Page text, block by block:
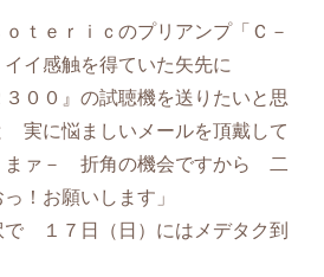
ｔｅｒｉｃのプリアンプ「Ｃ－
イ感触を得ていた矢先に
００』の試聴機を送りたいと思
実に悩ましいメールを頂戴して
－ 折角の機会ですから 二
！お願いします」
１７日（日）にはメデタク到